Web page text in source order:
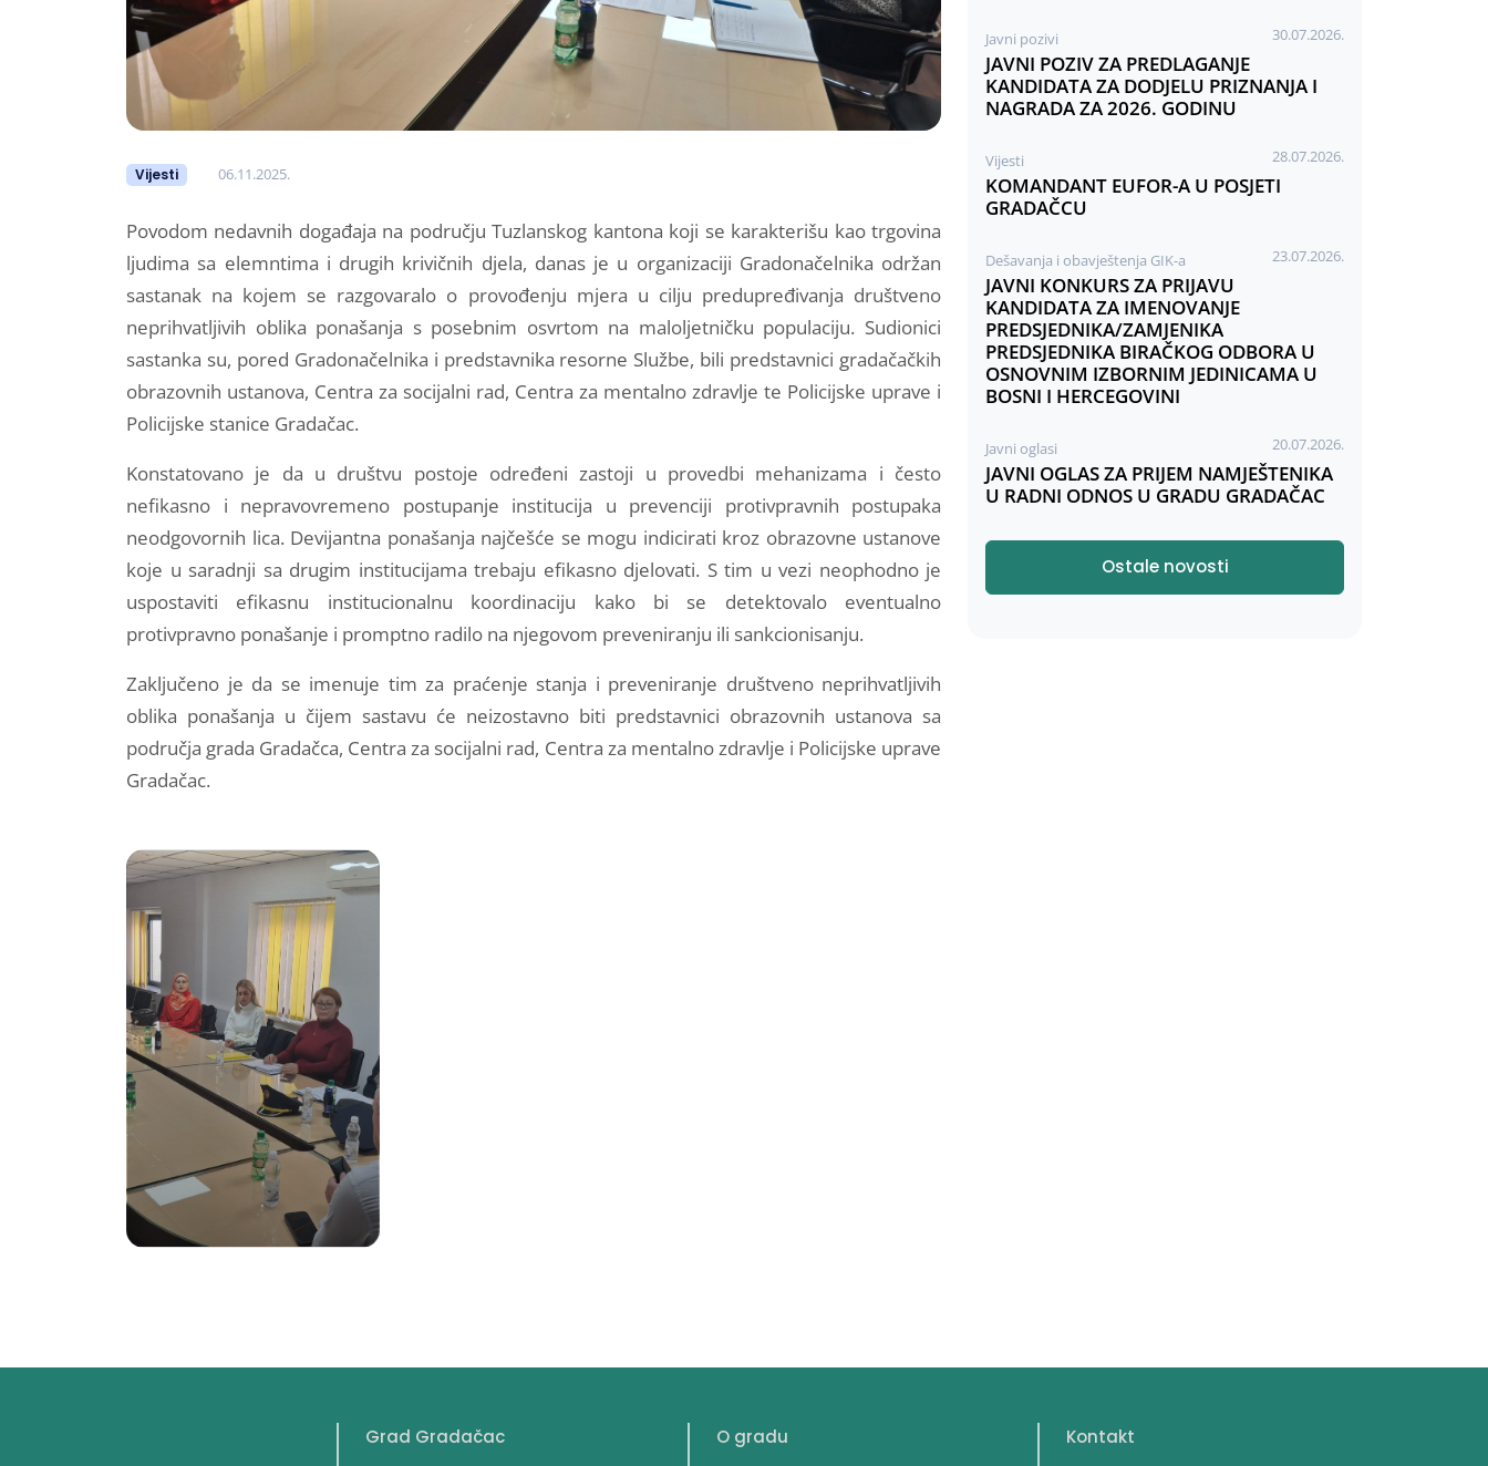
Vijesti 06.11.2025.
Povodom nedavnih događaja na području Tuzlanskog kantona koji se karakterišu kao trgovina
ljudima sa elemntima i drugih krivičnih djela, danas je u organizaciji Gradonačelnika održan
sastanak na kojem se razgovaralo o provođenju mjera u cilju predupređivanja društveno
neprihvatljivih oblika ponašanja s posebnim osvrtom na maloljetničku populaciju. Sudionici
sastanka su, pored Gradonačelnika i predstavnika resorne Službe, bili predstavnici gradačačkih
obrazovnih ustanova, Centra za socijalni rad, Centra za mentalno zdravlje te Policijske uprave i
Policijske stanice Gradačac.
Konstatovano je da u društvu postoje određeni zastoji u provedbi mehanizama i često
nefikasno i nepravovremeno postupanje institucija u prevenciji protivpravnih postupaka
neodgovornih lica. Devijantna ponašanja najčešće se mogu indicirati kroz obrazovne ustanove
koje u saradnji sa drugim institucijama trebaju efikasno djelovati. S tim u vezi neophodno je
uspostaviti efikasnu institucionalnu koordinaciju kako bi se detektovalo eventualno
protivpravno ponašanje i promptno radilo na njegovom preveniranju ili sankcionisanju.
Zaključeno je da se imenuje tim za praćenje stanja i preveniranje društveno neprihvatljivih
oblika ponašanja u čijem sastavu će neizostavno biti predstavnici obrazovnih ustanova sa
područja grada Gradačca, Centra za socijalni rad, Centra za mentalno zdravlje i Policijske uprave
Gradačac.
Javni pozivi 30.07.2026.
JAVNI POZIV ZA PREDLAGANJE
KANDIDATA ZA DODJELU PRIZNANJA I
NAGRADA ZA 2026. GODINU
Vijesti 28.07.2026.
KOMANDANT EUFOR-A U POSJETI
GRADAČCU
Dešavanja i obavještenja GIK-a 23.07.2026.
JAVNI KONKURS ZA PRIJAVU
KANDIDATA ZA IMENOVANJE
PREDSJEDNIKA/ZAMJENIKA
PREDSJEDNIKA BIRAČKOG ODBORA U
OSNOVNIM IZBORNIM JEDINICAMA U
BOSNI I HERCEGOVINI
Javni oglasi 20.07.2026.
JAVNI OGLAS ZA PRIJEM NAMJEŠTENIKA
U RADNI ODNOS U GRADU GRADAČAC
Ostale novosti
Grad Gradačac
O gradu
Kontakt